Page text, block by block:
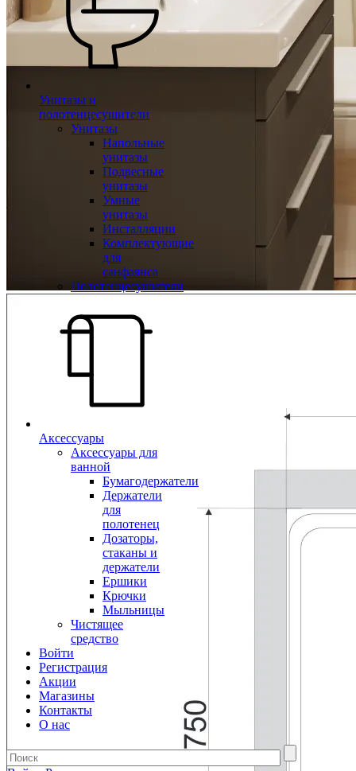
Унитазы и
полотенцесушители
Унитазы
Напольные
унитазы
Подвесные
унитазы
Умные
унитазы
Инсталляции
Комплектующие
для
санфаянса
Полотенцесушители
Аксессуары
Аксессуары для
ванной
Бумагодержатели
Держатели
для
полотенец
Дозаторы,
стаканы и
держатели
Ершики
Крючки
Мыльницы
Чистящее
средство
Войти
Регистрация
Акции
Магазины
Контакты
О нас